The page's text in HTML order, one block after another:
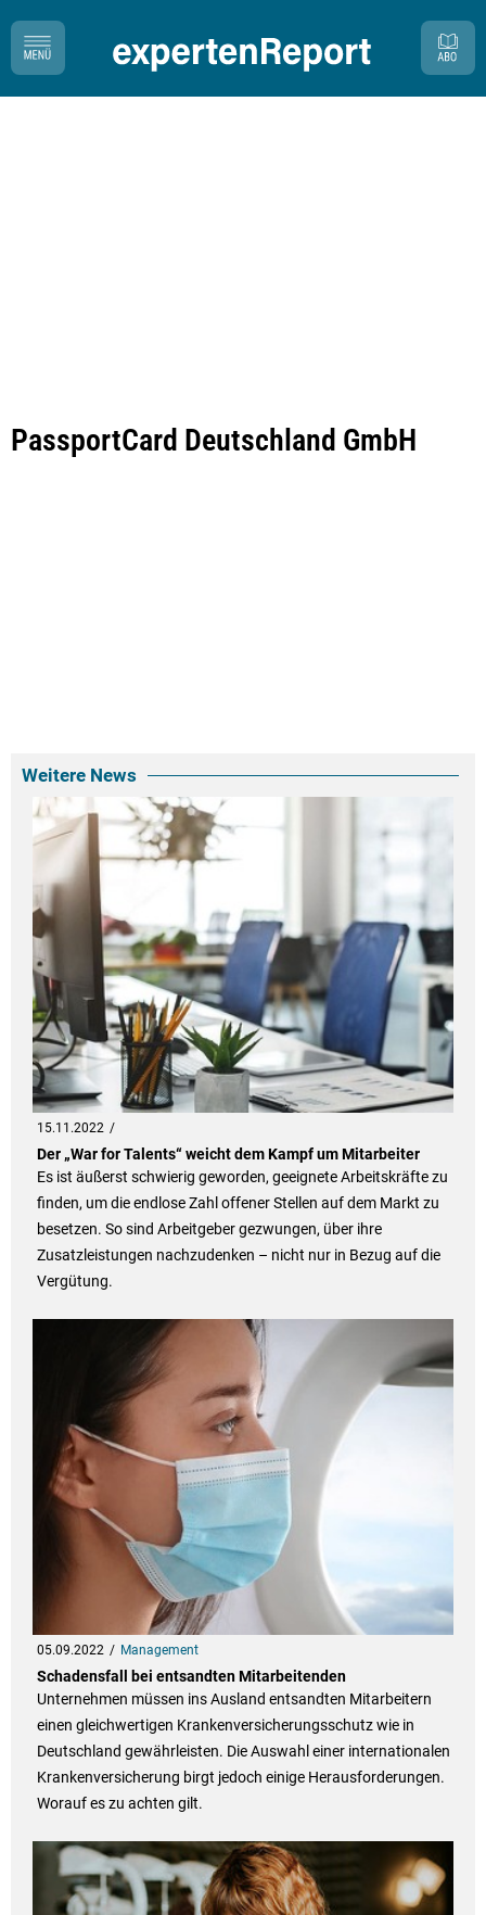
PassportCard Deutschland GmbH
Weitere News
15.11.2022
Der „War for Talents“ weicht dem Kampf um Mitarbeiter
Es ist äußerst schwierig geworden, geeignete Arbeitskräfte zu
finden, um die endlose Zahl offener Stellen auf dem Markt zu
besetzen. So sind Arbeitgeber gezwungen, über ihre
Zusatzleistungen nachzudenken – nicht nur in Bezug auf die
Vergütung.
05.09.2022 Management
Schadensfall bei entsandten Mitarbeitenden
Unternehmen müssen ins Ausland entsandten Mitarbeitern
einen gleichwertigen Krankenversicherungsschutz wie in
Deutschland gewährleisten. Die Auswahl einer internationalen
Krankenversicherung birgt jedoch einige Herausforderungen.
Worauf es zu achten gilt.